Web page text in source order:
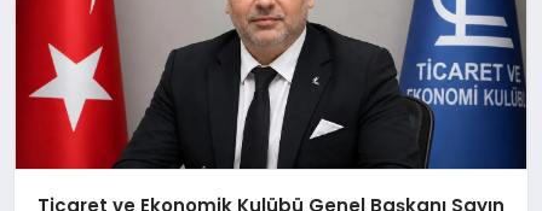
Ticaret ve Ekonomik Kulübü Genel Başkanı Sayın